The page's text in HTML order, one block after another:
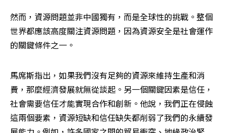
然而，資源問題並非中國獨有，而是全球性的挑戰。整個
世界都應該高度關注資源問題，因為資源安全是社會運作
的關鍵條件之一。
馬席斯指出，如果我們沒有足夠的資源來維持生產和消
費，那麼經濟發展就無從談起。另一個關鍵因素是信任，
社會需要信任才能實現合作和創新。他說，我們正在侵蝕
這兩個要素，資源短缺和信任缺失都削弱了我們的永續發